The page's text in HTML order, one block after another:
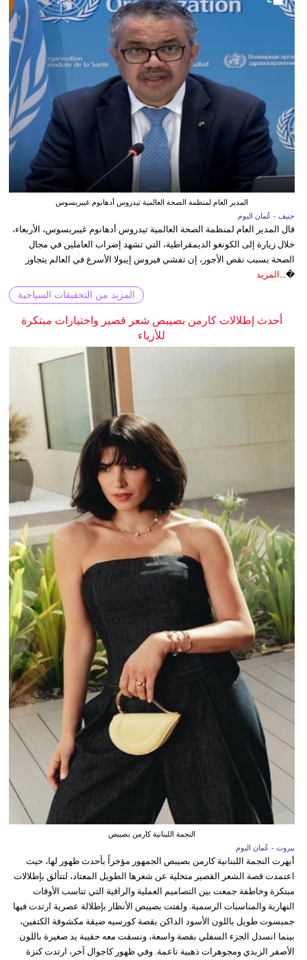
المدير العام لمنظمة الصحة العالمية تيدروس أدهانوم غيبريسوس
جنيف - عُمان اليوم
قال المدير العام لمنظمة الصحة العالمية تيدروس أدهانوم غيبريسوس، الأربعاء،
خلال زيارة إلى الكونغو الديمقراطية، التي تشهد إضراب العاملين في مجال
الصحة بسبب نقص الأجور، إن تفشي فيروس إيبولا الأسرع في العالم يتجاوز
�... المزيد
المزيد من التحقيقات السياحية
أحدث إطلالات كارمن بصيبص شعر قصير واختيارات مبتكرة
للأزياء
النجمة اللبنانية كارمن بصيبص
بيروت - عُمان اليوم
أبهرت النجمة اللبنانية كارمن بصيبص الجمهور مؤخراً بأحدث ظهور لها، حيث
اعتمدت قصة الشعر القصير متخلية عن شعرها الطويل المعتاد، لتتألق بإطلالات
مبتكرة وخاطفة جمعت بين التصاميم العملية والراقية التي تناسب الأوقات
النهارية والمناسبات الرسمية. ولفتت بصيبص الأنظار بإطلالة عصرية ارتدت فيها
جمبسوت طويل باللون الأسود الداكن بقصة كورسيه ضيقة مكشوفة الكتفين،
بينما انسدل الجزء السفلي بقصة واسعة، ونسقت معه حقيبة يد صغيرة باللون
الأصفر الزبدي ومجوهرات ذهبية ناعمة. وفي ظهور كاجوال آخر، ارتدت كنزة